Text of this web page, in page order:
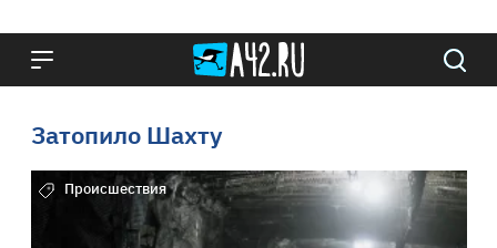
Затопило Шахту
Происшествия